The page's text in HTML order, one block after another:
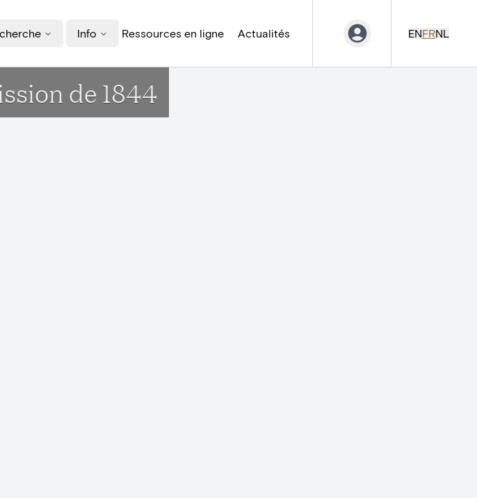
Info Ressources en ligne Actualités ENFRNL
de 1844